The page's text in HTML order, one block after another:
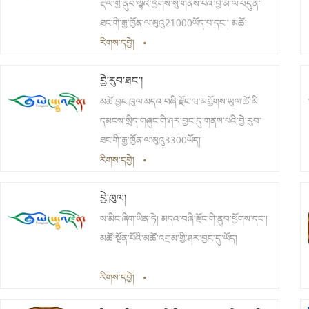
འབོད་པ་རེད།
རྡལ་གྱི་ནུབ་ལྷོའི་ཕྱོགས་སུ་གནས་པའི་བྱེ་མ་ལ་བདུན་
ཐང་གི་རྒྱ་ཁྱོན་ལ་མུའུ21000ཡོད་པ་དང་། མཚོ་
འཕགས་ལ་སྨི3300ཡོད།
རིགས་དབྱེ། •
བྱེ་རུབ་ཐང་།
མཚོ་བྱང་ཁུལ་མདའ་བཞི་རྫོང་ཝ་མགྱོགས་ཡུལ་ཚོ་མི་
དམངས་སྲིད་གཞུང་གི་ཤར་བྱང་དུ་གནས་པའི་བྱེ་རུབ་
ཐང་གི་རྒྱ་ཁྱོན་ལ་མུའུ3300ཡོད།
རིགས་དབྱེ། •
བྱེ་ཁུལ།
ས་མིང་ཞིག་ཡིན་ཏེ། མདའ་བཞི་རྫོང་གི་ནུབ་ཕྱོགས་དང་།
མཚོ་སྔོན་པོའི་མཚོ་འགྲམ་གྱི་ཤར་བྱང་དུ་ཡོད།
རིགས་དབྱེ། •